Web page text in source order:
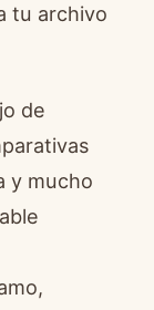
tu archivo
de
y mucho